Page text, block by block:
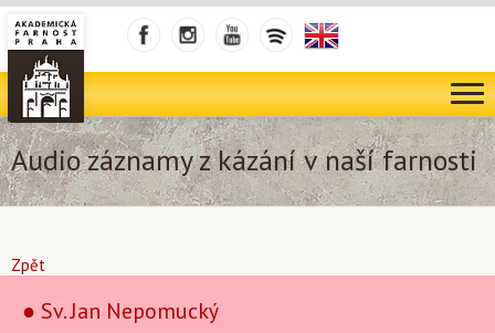
Audio záznamy z kázání v naší farnosti
Zpět
● Sv. Jan Nepomucký